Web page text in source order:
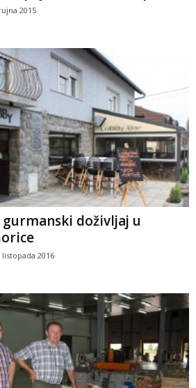
2015
gurmanski doživljaj u
listopada 2016